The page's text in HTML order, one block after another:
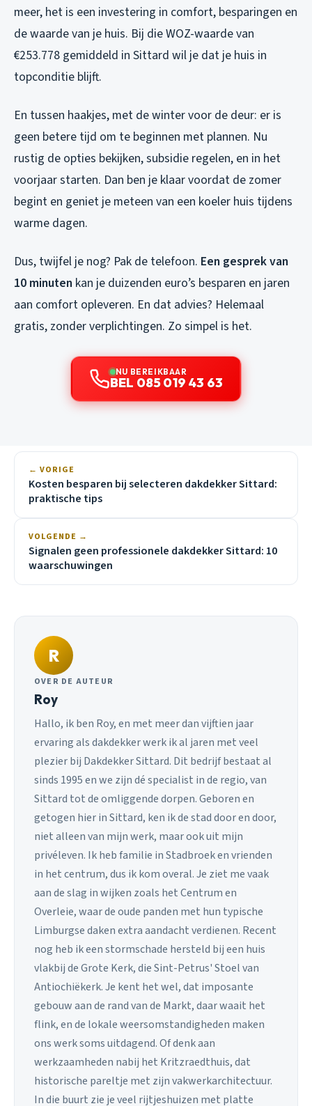
meer, het is een investering in comfort, besparingen en
de waarde van je huis. Bij die WOZ-waarde van
€253.778 gemiddeld in Sittard wil je dat je huis in
topconditie blijft.
En tussen haakjes, met de winter voor de deur: er is
geen betere tijd om te beginnen met plannen. Nu
rustig de opties bekijken, subsidie regelen, en in het
voorjaar starten. Dan ben je klaar voordat de zomer
begint en geniet je meteen van een koeler huis tijdens
warme dagen.
Dus, twijfel je nog? Pak de telefoon. Een gesprek van
10 minuten kan je duizenden euro’s besparen en jaren
aan comfort opleveren. En dat advies? Helemaal
gratis, zonder verplichtingen. Zo simpel is het.
NU BEREIKBAAR
BEL 085 019 43 63
← VORIGE
Kosten besparen bij selecteren dakdekker Sittard:
praktische tips
VOLGENDE →
Signalen geen professionele dakdekker Sittard: 10
waarschuwingen
R
OVER DE AUTEUR
Roy
Hallo, ik ben Roy, en met meer dan vijftien jaar
ervaring als dakdekker werk ik al jaren met veel
plezier bij Dakdekker Sittard. Dit bedrijf bestaat al
sinds 1995 en we zijn dé specialist in de regio, van
Sittard tot de omliggende dorpen. Geboren en
getogen hier in Sittard, ken ik de stad door en door,
niet alleen van mijn werk, maar ook uit mijn
privéleven. Ik heb familie in Stadbroek en vrienden
in het centrum, dus ik kom overal. Je ziet me vaak
aan de slag in wijken zoals het Centrum en
Overleie, waar de oude panden met hun typische
Limburgse daken extra aandacht verdienen. Recent
nog heb ik een stormschade hersteld bij een huis
vlakbij de Grote Kerk, die Sint-Petrus' Stoel van
Antiochiëkerk. Je kent het wel, dat imposante
gebouw aan de rand van de Markt, daar waait het
flink, en de lokale weersomstandigheden maken
ons werk soms uitdagend. Of denk aan
werkzaamheden nabij het Kritzraedthuis, dat
historische pareltje met zijn vakwerkarchitectuur.
In die buurt zie je veel rijtjeshuizen met platte